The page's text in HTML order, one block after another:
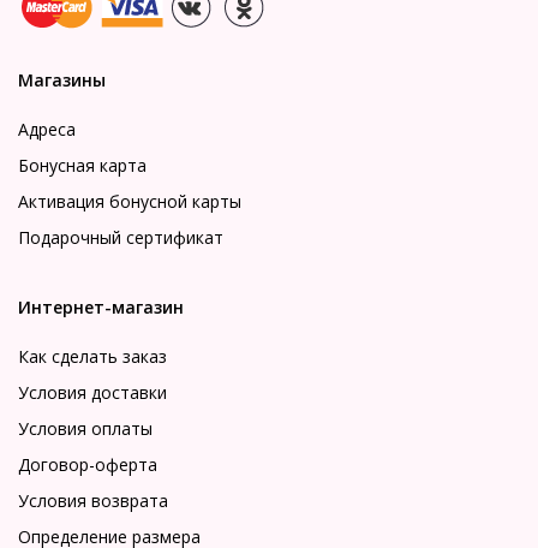
Магазины
Адреса
Бонусная карта
Активация бонусной карты
Подарочный сертификат
Интернет-магазин
Как сделать заказ
Условия доставки
Условия оплаты
Договор-оферта
Условия возврата
Определение размера